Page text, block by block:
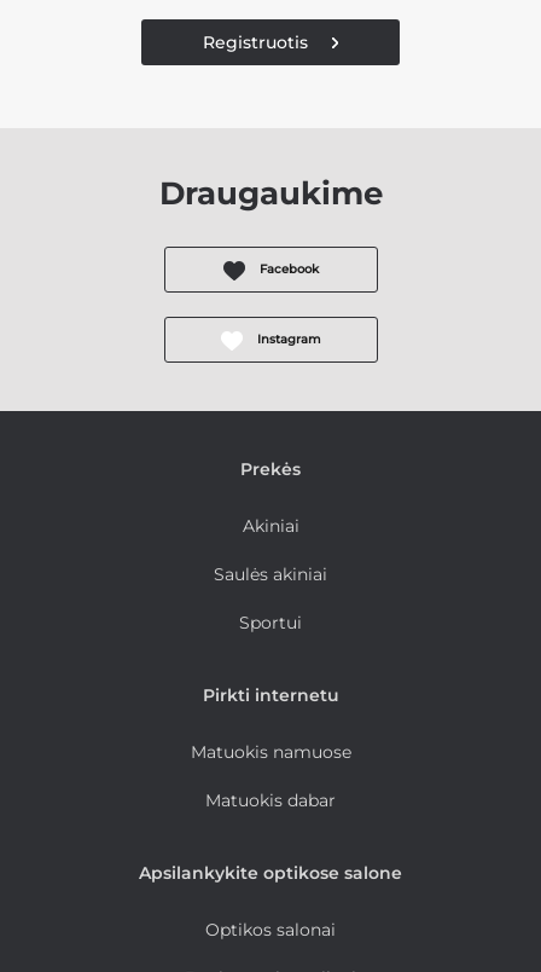
Registruotis
Draugaukime
Facebook
Instagram
Prekės
Akiniai
Saulės akiniai
Sportui
Pirkti internetu
Matuokis namuose
Matuokis dabar
Apsilankykite optikose salone
Optikos salonai